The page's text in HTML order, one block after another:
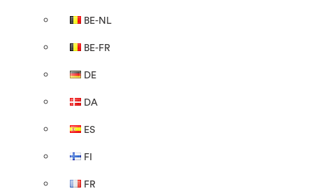
BE-NL
BE-FR
DE
DA
ES
FI
FR